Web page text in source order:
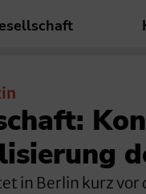
in Berlin kurz